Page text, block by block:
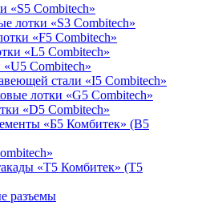
«S5 Combitech»
лотки «S3 Combitech»
«F5 Combitech»
«L5 Combitech»
Combitech»
стали «I5 Combitech»
лотки «G5 Combitech»
«D5 Combitech»
«Б5 Комбитек» (B5
«Т5 Комбитек» (T5
разъемы